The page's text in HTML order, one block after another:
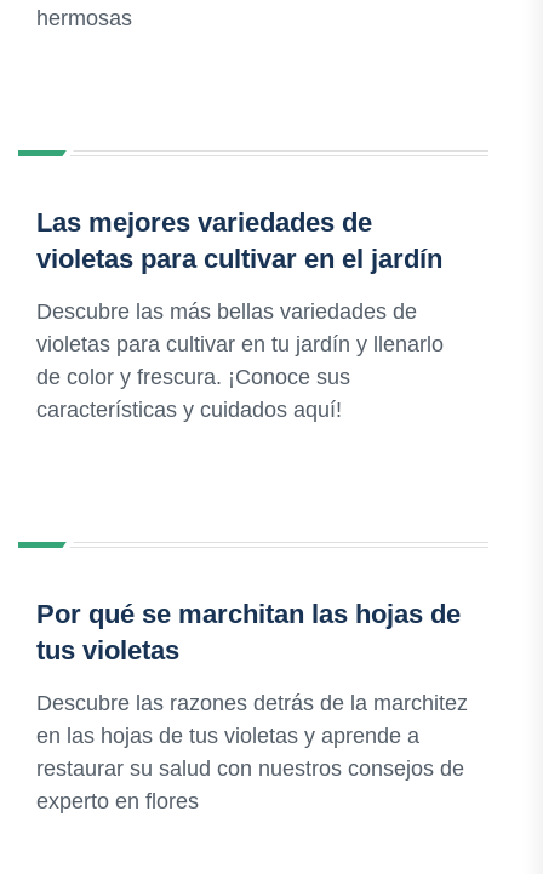
hermosas
Las mejores variedades de
violetas para cultivar en el jardín
Descubre las más bellas variedades de
violetas para cultivar en tu jardín y llenarlo
de color y frescura. ¡Conoce sus
características y cuidados aquí!
Por qué se marchitan las hojas de
tus violetas
Descubre las razones detrás de la marchitez
en las hojas de tus violetas y aprende a
restaurar su salud con nuestros consejos de
experto en flores